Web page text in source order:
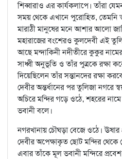
শিব্বারাও এর কার্যকলাপে। তাঁরা
সময় থেকে এখানে পুরোহিত, তেমনি
মারাঠী মানুষের মনে আশার আলো
মহারাজের বংশেরও কুলদেবী এই
আছে মন্দাকিনী নদীতীরে কুকুর
সাধ্বী অনুভূতি ও তাঁর পুত্রকে রক্ষা
দিয়েছিলেন তাঁর সন্তানদের রক্ষা
দেবীর অন্তর্ধানের পর তুলিজা নগরে
অচিরে মন্দির গড়ে ওঠে, শহরের
ভবানী বলে।
নগরখানায় চৌঘড়া বেজে ওঠে।
দেবীর অপেক্ষাকৃত ছোট মন্দির থেকে
এবার তাঁকে মূল ভবানী মন্দিরে